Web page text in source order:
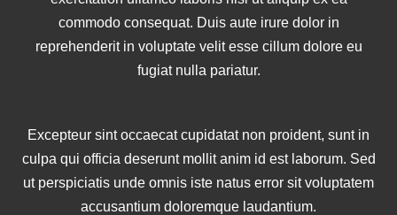
commodo consequat. Duis aute irure dolor in
reprehenderit in voluptate velit esse cillum dolore eu
fugiat nulla pariatur.
Excepteur sint occaecat cupidatat non proident, sunt in
culpa qui officia deserunt mollit anim id est laborum. Sed
ut perspiciatis unde omnis iste natus error sit voluptatem
accusantium doloremque laudantium.